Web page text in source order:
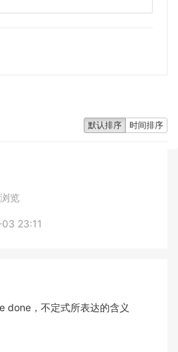
默认排序 时间排序
浏览
23:11
done，不定式所表达的含义